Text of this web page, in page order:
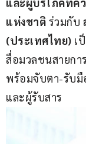
และผู้บริโภคที่ค
แห่งชาติ ร่วมกับ
(ประเทศไทย) เ
สื่อมวลชนสายกา
พร้อมจับตา-รับมื
และผู้รับสาร